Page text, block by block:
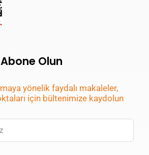
Olun
yönelik faydalı makaleler,
için bültenimize kaydolun